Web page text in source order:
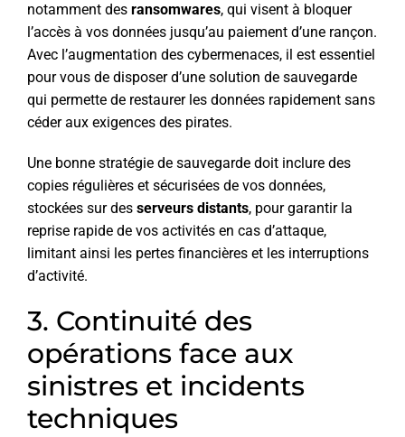
notamment des ransomwares, qui visent à bloquer
l’accès à vos données jusqu’au paiement d’une rançon.
Avec l’augmentation des cybermenaces, il est essentiel
pour vous de disposer d’une solution de sauvegarde
qui permette de restaurer les données rapidement sans
céder aux exigences des pirates.
Une bonne stratégie de sauvegarde doit inclure des
copies régulières et sécurisées de vos données,
stockées sur des serveurs distants, pour garantir la
reprise rapide de vos activités en cas d’attaque,
limitant ainsi les pertes financières et les interruptions
d’activité.
3. Continuité des
opérations face aux
sinistres et incidents
techniques